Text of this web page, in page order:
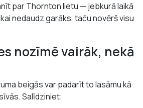
par Thornton lietu — jebkurā laikā
nedaudz garāks, taču novērš visu
nozīmē vairāk, nekā
beigās var padarīt to lasāmu kā
Salīdziniet: